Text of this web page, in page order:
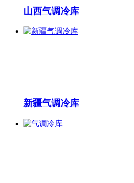
山西气调冷库
新疆气调冷库